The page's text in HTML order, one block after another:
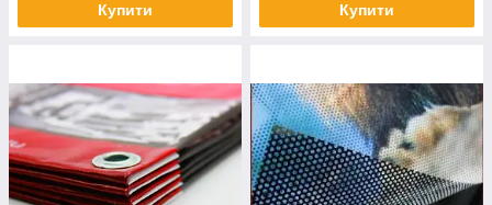
Купити Купити